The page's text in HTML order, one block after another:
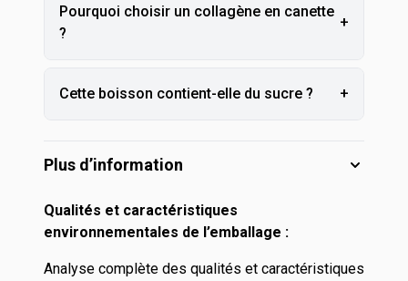
Pourquoi choisir un collagène en canette
?
+
Cette boisson contient-elle du sucre ? +
Plus d’information
Qualités et caractéristiques
environnementales de l’emballage :
Analyse complète des qualités et caractéristiques